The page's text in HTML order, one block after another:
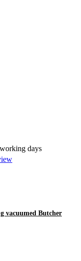
days
vacuumed Butcher